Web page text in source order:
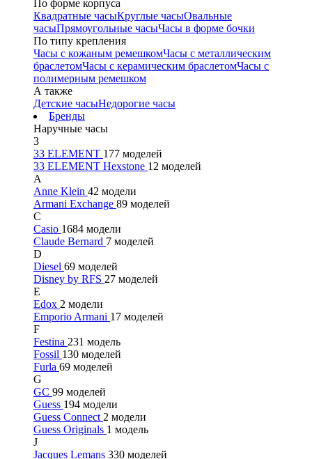
По форме корпуса
Квадратные часыКруглые часыОвальные
часыПрямоугольные часыЧасы в форме бочки
По типу крепления
Часы с кожаным ремешкомЧасы с металлическим
браслетомЧасы с керамическим браслетомЧасы с
полимерным ремешком
А также
Детские часыНедорогие часы
Бренды
Наручные часы
3
33 ELEMENT 177 моделей
33 ELEMENT Hexstone 12 моделей
A
Anne Klein 42 модели
Armani Exchange 89 моделей
C
Casio 1684 модели
Claude Bernard 7 моделей
D
Diesel 69 моделей
Disney by RFS 27 моделей
E
Edox 2 модели
Emporio Armani 17 моделей
F
Festina 231 модель
Fossil 130 моделей
Furla 69 моделей
G
GC 99 моделей
Guess 194 модели
Guess Connect 2 модели
Guess Originals 1 модель
J
Jacques Lemans 330 моделей